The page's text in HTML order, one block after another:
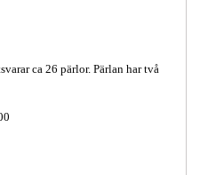
ca 26 pärlor. Pärlan har två